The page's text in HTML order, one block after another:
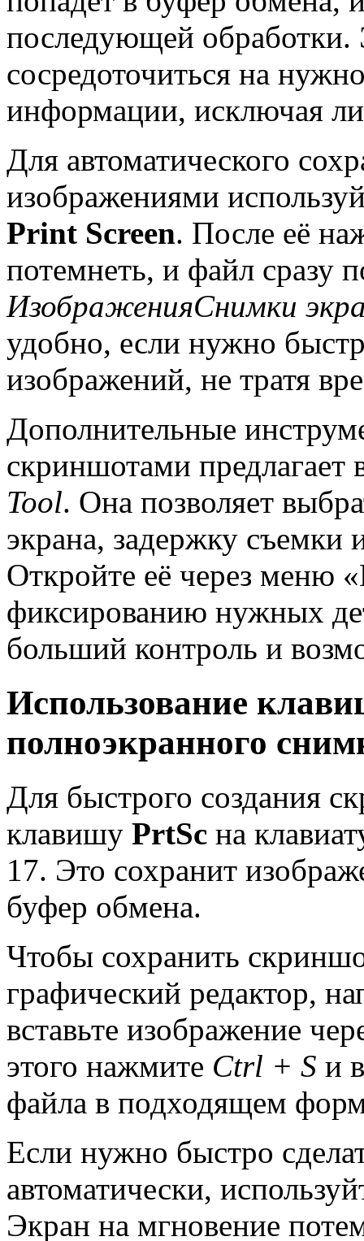
последующей обработки.
сосредоточиться на
информации, исключая
Для автоматического
изображениями
Print Screen. После её
потемнеть, и файл сразу
ИзображенияСнимки
удобно, если нужно
изображений, не тратя
Дополнительные
скриншотами предлагает
Tool. Она позволяет
экрана, задержку съемки
Откройте её через меню
фиксированию нужных
больший контроль и
Использование
полноэкранного
Для быстрого создания
клавишу PrtSc на
17. Это сохранит
буфер обмена.
Чтобы сохранить
графический редактор,
вставьте изображение
этого нажмите Ctrl + S и
файла в подходящем
Если нужно быстро
автоматически,
Экран на мгновение